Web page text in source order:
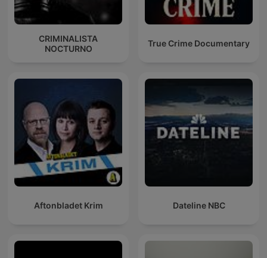
CRIMINALISTA
NOCTURNO
True Crime Documentary
Aftonbladet Krim Dateline NBC